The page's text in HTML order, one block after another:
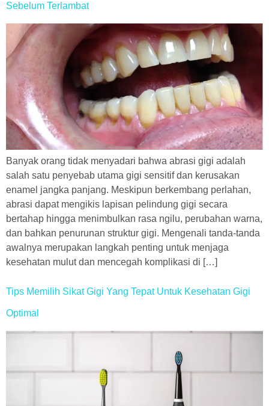
Sebelum Terlambat
Banyak orang tidak menyadari bahwa abrasi gigi adalah
salah satu penyebab utama gigi sensitif dan kerusakan
enamel jangka panjang. Meskipun berkembang perlahan,
abrasi dapat mengikis lapisan pelindung gigi secara
bertahap hingga menimbulkan rasa ngilu, perubahan warna,
dan bahkan penurunan struktur gigi. Mengenali tanda-tanda
awalnya merupakan langkah penting untuk menjaga
kesehatan mulut dan mencegah komplikasi di […]
Tips Memilih Sikat Gigi Yang Tepat Untuk Kesehatan Gigi
Optimal